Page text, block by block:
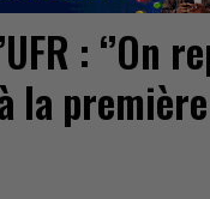
: ‘’On
la